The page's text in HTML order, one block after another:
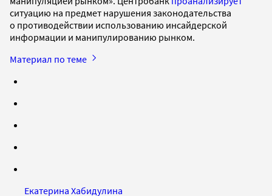
ситуацию на предмет нарушения законодательства
о противодействии использованию инсайдерской
информации и манипулированию рынком.
Материал по теме
Екатерина Хабидулина